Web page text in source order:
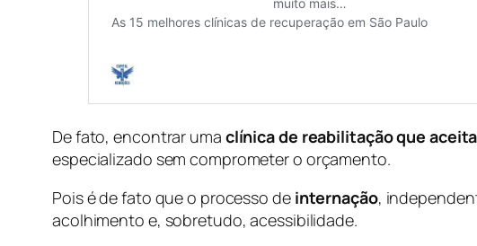
De fato, encontrar uma clínica de reabilitação que
especializado sem comprometer o orçamento.
Pois é de fato que o processo deinternação,
acolhimento e, sobretudo, acessibilidade.